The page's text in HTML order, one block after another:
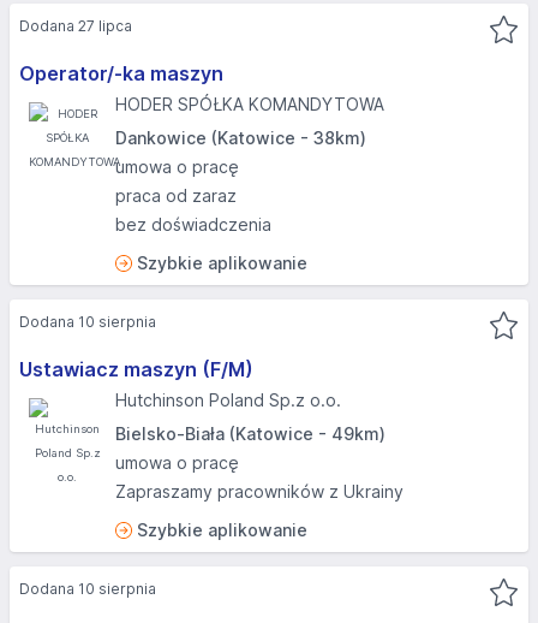
Operator/-ka maszyn
HODER SPÓŁKA KOMANDYTOWA
Dankowice (Katowice - 38km)
umowa o pracę
praca od zaraz
bez doświadczenia
Szybkie aplikowanie
Dodana 27 lipca
Ustawiacz maszyn (F/M)
Hutchinson Poland Sp.z o.o.
Bielsko-Biała (Katowice - 49km)
umowa o pracę
Zapraszamy pracowników z Ukrainy
Szybkie aplikowanie
Dodana 10 sierpnia
Dodana 10 sierpnia